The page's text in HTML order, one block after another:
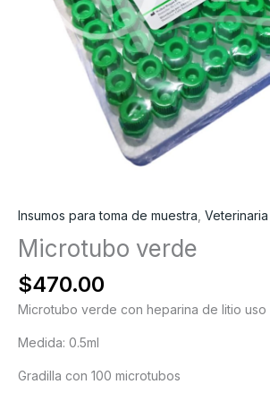
Insumos para toma de muestra Veterinaria
Microtubo verde
$470.00
Microtubo verde con heparina de litio uso
Medida: 0.5ml
Gradilla con 100 microtubos